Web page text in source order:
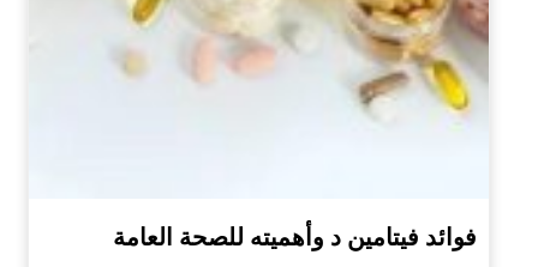
فوائد فيتامين د وأهميته للصحة العامة